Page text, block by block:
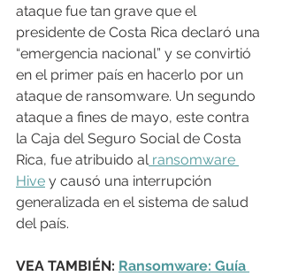
ataque fue tan grave que el
presidente de Costa Rica declaró una
“emergencia nacional” y se convirtió
en el primer país en hacerlo por un
ataque de ransomware. Un segundo
ataque a fines de mayo, este contra
la Caja del Seguro Social de Costa
Rica, fue atribuido al ransomware
Hive y causó una interrupción
generalizada en el sistema de salud
del país.
VEA TAMBIÉN: Ransomware: Guía